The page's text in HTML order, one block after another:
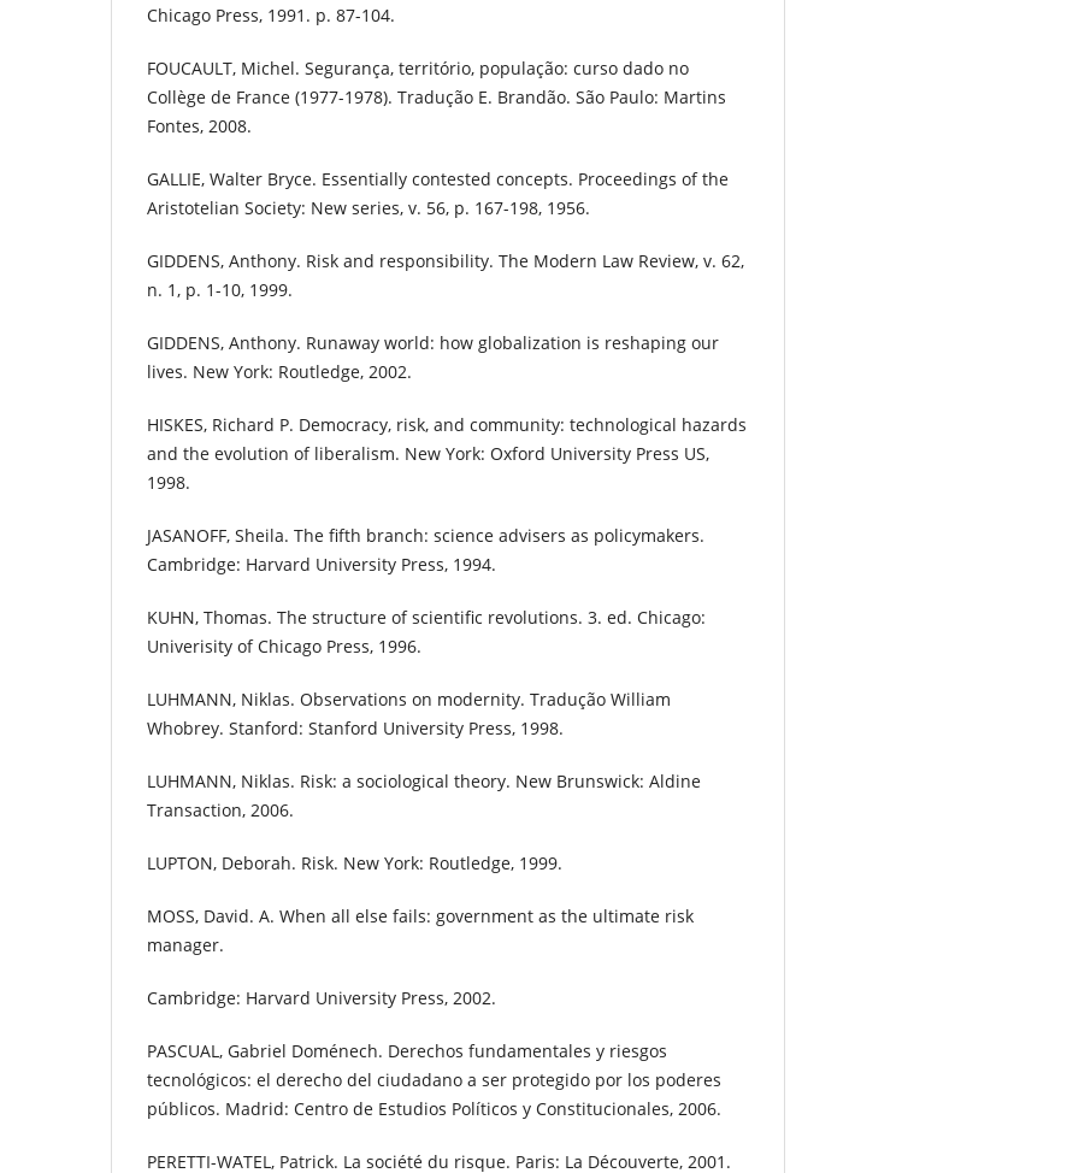
Chicago Press, 1991. p. 87-104.
FOUCAULT, Michel. Segurança, território, população: curso dado no
Collège de France (1977-1978). Tradução E. Brandão. São Paulo: Martins
Fontes, 2008.
GALLIE, Walter Bryce. Essentially contested concepts. Proceedings of the
Aristotelian Society: New series, v. 56, p. 167-198, 1956.
GIDDENS, Anthony. Risk and responsibility. The Modern Law Review, v. 62,
n. 1, p. 1-10, 1999.
GIDDENS, Anthony. Runaway world: how globalization is reshaping our
lives. New York: Routledge, 2002.
HISKES, Richard P. Democracy, risk, and community: technological hazards
and the evolution of liberalism. New York: Oxford University Press US,
1998.
JASANOFF, Sheila. The fifth branch: science advisers as policymakers.
Cambridge: Harvard University Press, 1994.
KUHN, Thomas. The structure of scientific revolutions. 3. ed. Chicago:
Univerisity of Chicago Press, 1996.
LUHMANN, Niklas. Observations on modernity. Tradução William
Whobrey. Stanford: Stanford University Press, 1998.
LUHMANN, Niklas. Risk: a sociological theory. New Brunswick: Aldine
Transaction, 2006.
LUPTON, Deborah. Risk. New York: Routledge, 1999.
MOSS, David. A. When all else fails: government as the ultimate risk
manager.
Cambridge: Harvard University Press, 2002.
PASCUAL, Gabriel Doménech. Derechos fundamentales y riesgos
tecnológicos: el derecho del ciudadano a ser protegido por los poderes
públicos. Madrid: Centro de Estudios Políticos y Constitucionales, 2006.
PERETTI-WATEL, Patrick. La société du risque. Paris: La Découverte, 2001.